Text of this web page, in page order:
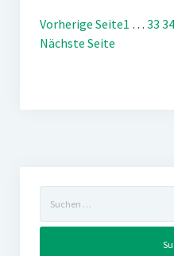
Vorherige Seite1 … 33 34
Nächste Seite
nach: